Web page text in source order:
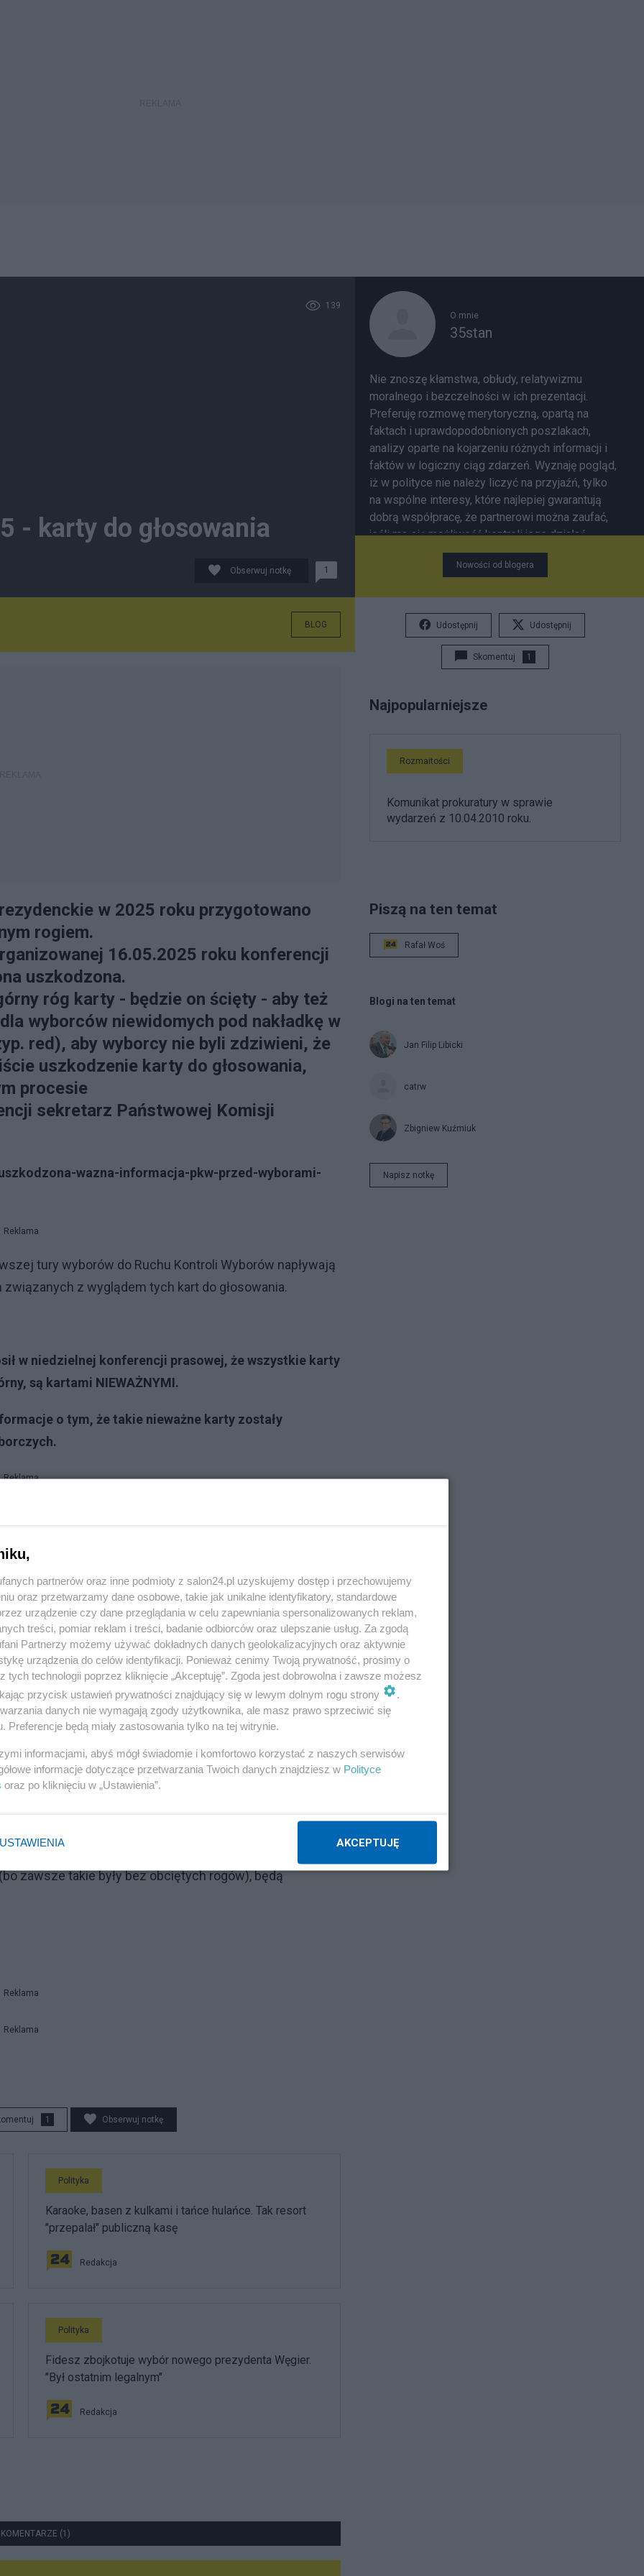
139
- karty do głosowania
Obserwuj notkę 1
BLOG
w 2025 roku przygotowano
rogiem.
16.05.2025 roku konferencji
uszkodzona.
róg karty - będzie on ścięty - aby też
wyborców niewidomych pod nakładkę w
red), aby wyborcy nie byli zdziwieni, że
uszkodzenie karty do głosowania,
procesie
sekretarz Państwowej Komisji
wazna-informacja-pkw-przed-wyborami-
Reklama
tury wyborów do Ruchu Kontroli Wyborów napływają
z wyglądem tych kart do głosowania.
w niedzielnej konferencji prasowej, że wszystkie karty
są kartami NIEWAŻNYMI.
o tym, że takie nieważne karty zostały
Reklama
wydrukowane karty i puszczając je w obieg (procedura
– to da możliwość unieważnienia wyborów oraz:
Hołowni p.o. Prezydenta po to by ten podpisał
do federalnej UE.
przegrał, a przegra i oni o tym wiedzą dlatego
Reklama
karty-do-glosowania-pkw-kbw-i-komisarze-
prawego górnego rogu mogą być dostarczane do
się dużą przewagą wyborców głosujących na PIS.
zawsze takie były bez obciętych rogów), będą
Reklama
Reklama
1 Obserwuj notkę
Polityka
Karaoke, basen z kulkami i tańce hulańce. Tak resort
"przepalał" publiczną kasę
Redakcja
Polityka
Fidesz zbojkotuje wybór nowego prezydenta Węgier.
"Był ostatnim legalnym"
Redakcja
KOMENTARZE (1)
O mnie
35stan
Nie znoszę kłamstwa, obłudy, relatywizmu
moralnego i bezczelności w ich prezentacji.
Preferuję rozmowę merytoryczną, opartą na
faktach i uprawdopodobnionych poszlakach,
analizy oparte na kojarzeniu różnych informacji i
faktów w logiczny ciąg zdarzeń. Wyznaję pogląd,
iż w polityce nie należy liczyć na przyjaźń, tylko
na wspólne interesy, które najlepiej gwarantują
dobrą współpracę, że partnerowi można zaufać,
jeśli ma się możliwość kontroli jego działań.
Nowości od blogera
Udostępnij Udostępnij
Skomentuj 1
Najpopularniejsze
Rozmaitości
Komunikat prokuratury w sprawie
wydarzeń z 10.04.2010 roku.
Piszą na ten temat
Rafał Woś
Blogi na ten temat
Jan Filip Libicki
catrw
Zbigniew Kuźmiuk
Napisz notkę
partnerów oraz inne podmioty z salon24.pl uzyskujemy dostęp i przechowujemy
oraz przetwarzamy dane osobowe, takie jak unikalne identyfikatory, standardowe
urządzenie czy dane przeglądania w celu zapewniania spersonalizowanych reklam,
treści, pomiar reklam i treści, badanie odbiorców oraz ulepszanie usług. Za zgodą
Partnerzy możemy używać dokładnych danych geolokalizacyjnych oraz aktywnie
urządzenia do celów identyfikacji. Ponieważ cenimy Twoją prywatność, prosimy o
tych technologii poprzez kliknięcie „Akceptuję”. Zgoda jest dobrowolna i zawsze możesz
przycisk ustawień prywatności znajdujący się w lewym dolnym rogu strony
.
danych nie wymagają zgody użytkownika, ale masz prawo sprzeciwić się
Preferencje będą miały zastosowania tylko na tej witrynie.
informacjami, abyś mógł świadomie i komfortowo korzystać z naszych serwisów
informacje dotyczące przetwarzania Twoich danych znajdziesz w Polityce
oraz po kliknięciu w „Ustawienia”.
USTAWIENIA AKCEPTUJĘ